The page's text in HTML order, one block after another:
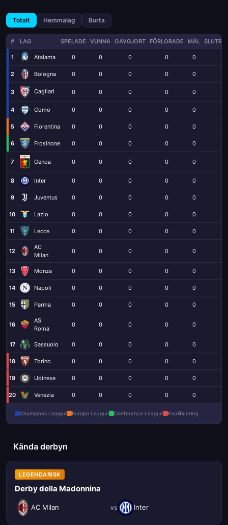
Totalt Hemmalag Borta
# LAG SPELADE VUNNA OAVGJORT FÖRLORADE MÅL
1 Atalanta 0 0 0 0 0
2 Bologna 0 0 0 0 0
3 Cagliari 0 0 0 0 0
4 Como 0 0 0 0 0
5 Fiorentina 0 0 0 0 0
6 Frosinone 0 0 0 0 0
7 Genoa 0 0 0 0 0
8 Inter 0 0 0 0 0
9 Juventus 0 0 0 0 0
10 Lazio 0 0 0 0 0
11 Lecce 0 0 0 0 0
12
AC
Milan
0 0 0 0 0
13 Monza 0 0 0 0 0
14 Napoli 0 0 0 0 0
15 Parma 0 0 0 0 0
16
AS
Roma
0 0 0 0 0
17 Sassuolo 0 0 0 0 0
18 Torino 0 0 0 0 0
19 Udinese 0 0 0 0 0
20 Venezia 0 0 0 0 0
Champions League Europa League Conference League Kvalificering
Kända derbyn
LEGENDARISK
Derby della Madonnina
AC Milan vs Inter